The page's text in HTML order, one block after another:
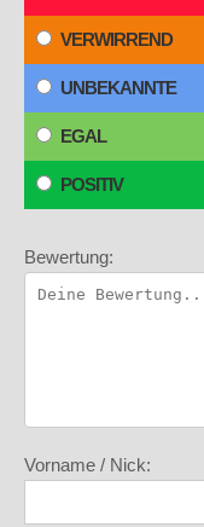
VERWIRREND
UNBEKANNTE
EGAL
POSITIV
Bewertung:
Vorname / Nick: